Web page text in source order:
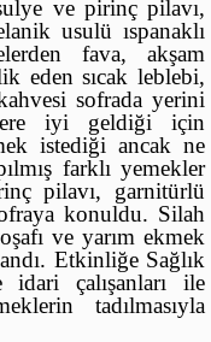
ve pirinç pilavı,
usulü ıspanaklı
fava, akşam
eden sıcak leblebi,
sofrada yerini
iyi geldiği için
istediği ancak ne
farklı yemekler
pilavı, garnitürlü
konuldu. Silah
ve yarım ekmek
Etkinliğe Sağlık
çalışanları ile
tadılmasıyla